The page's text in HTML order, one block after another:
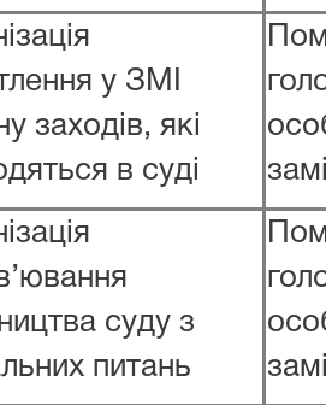
у ЗМІ
заходів, які
в суді
суду з
питань